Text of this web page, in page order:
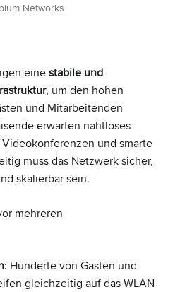
Networks
einestabile und
, um den hohen
und Mitarbeitenden
erwarten nahtloses
und smarte
muss das Netzwerk sicher,
skalierbar sein.
mehreren
: Hunderte von Gästen und
gleichzeitig auf das WLAN